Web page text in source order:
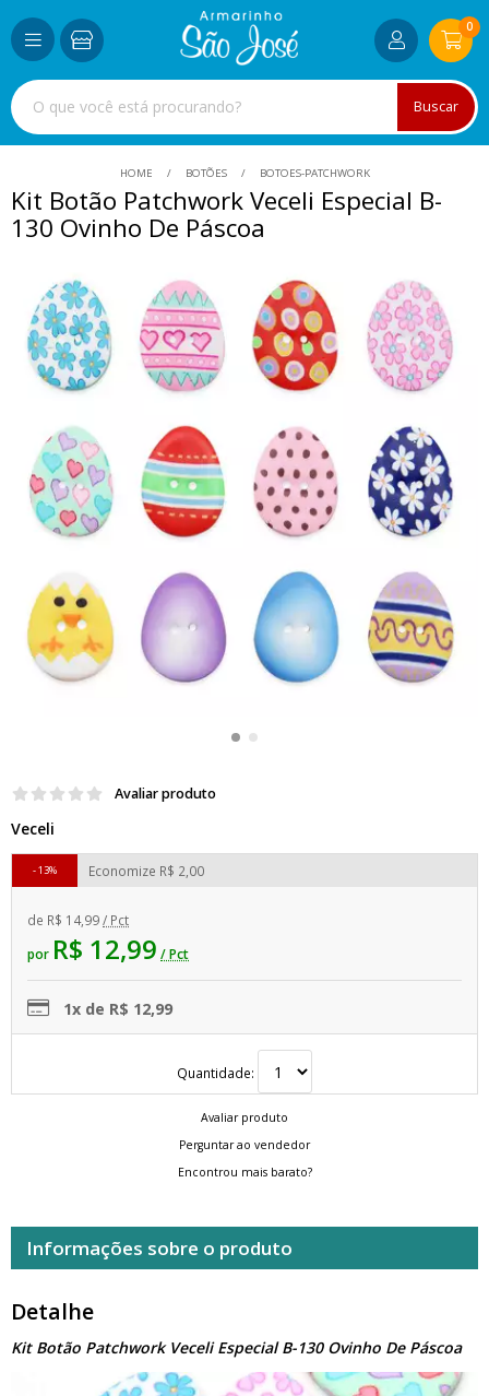
Buscar
0
HOME BOTÕES BOTOES-PATCHWORK
Kit Botão Patchwork Veceli Especial B-
130 Ovinho De Páscoa
Avaliar produto
Veceli
de R$ 14,99/ Pct
por R$ 12,99 / Pct
Economize R$ 2,00
13%
1x de R$ 12,99
Quantidade:
Avaliar produto
Perguntar ao vendedor
Encontrou mais barato?
Informações sobre o produto
Detalhe
Kit Botão Patchwork Veceli Especial B-130 Ovinho De Páscoa